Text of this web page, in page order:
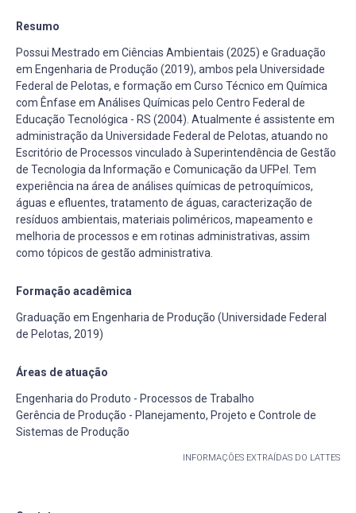
Resumo
Possui Mestrado em Ciências Ambientais (2025) e Graduação
em Engenharia de Produção (2019), ambos pela Universidade
Federal de Pelotas, e formação em Curso Técnico em Química
com Ênfase em Análises Químicas pelo Centro Federal de
Educação Tecnológica - RS (2004). Atualmente é assistente em
administração da Universidade Federal de Pelotas, atuando no
Escritório de Processos vinculado à Superintendência de Gestão
de Tecnologia da Informação e Comunicação da UFPel. Tem
experiência na área de análises químicas de petroquímicos,
águas e efluentes, tratamento de águas, caracterização de
resíduos ambientais, materiais poliméricos, mapeamento e
melhoria de processos e em rotinas administrativas, assim
como tópicos de gestão administrativa.
Formação acadêmica
Graduação em Engenharia de Produção (Universidade Federal
de Pelotas, 2019)
Áreas de atuação
Engenharia do Produto - Processos de Trabalho
Gerência de Produção - Planejamento, Projeto e Controle de
Sistemas de Produção
INFORMAÇÕES EXTRAÍDAS DO LATTES